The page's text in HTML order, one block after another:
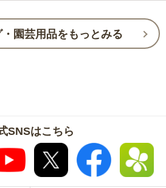
園芸用品をもっとみる
SNSはこちら